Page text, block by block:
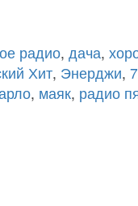
радио, дача,
Хит, Энерджи,
, маяк, радио